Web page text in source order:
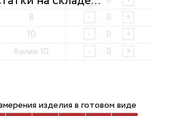
8 - +
10 - +
более 10 - +
изделия в готовом виде